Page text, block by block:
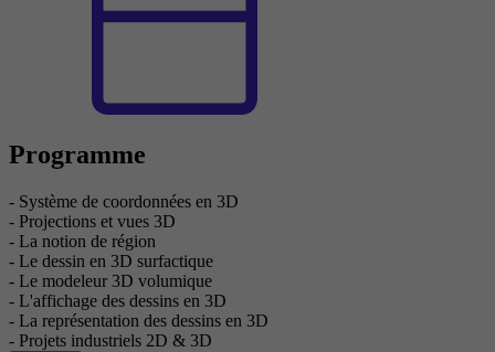
Programme
- Système de coordonnées en 3D
- Projections et vues 3D
- La notion de région
- Le dessin en 3D surfactique
- Le modeleur 3D volumique
- L'affichage des dessins en 3D
- La représentation des dessins en 3D
- Projets industriels 2D & 3D